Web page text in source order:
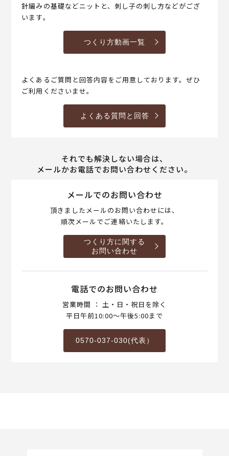
針編みの基礎などニットと、刺し子の刺し方などがござ
います。
つくり方動画一覧
よくあるご質問と回答内容をご用意しております。ぜひ
ご利用くださいませ。
よくある質問と回答
それでも解決しない場合は、
メールかお電話でお問い合わせください。
メールでのお問い合わせ
頂きましたメールのお問い合わせには、
順次メールでご連絡いたします。
つくり方に関する
お問い合わせ
電話でのお問い合わせ
営業時間 ： 土・日・祝日を除く
平日午前10:00～午後5:00まで
0570-037-030(代表）